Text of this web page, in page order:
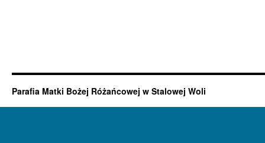
Parafia Matki Bożej Różańcowej w Stalowej Woli